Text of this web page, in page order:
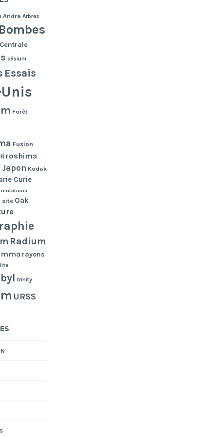
Andra Arbres
césium
Essais
Forêt
Fusion
Japon Kodak
Curie
mutations
site Oak
Radium
rayons
trinity
URSS